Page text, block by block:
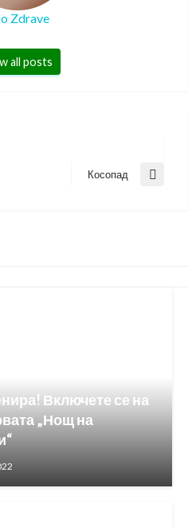
Zdrave
all posts
Next
Косопад
Включете се на
„Нощ на